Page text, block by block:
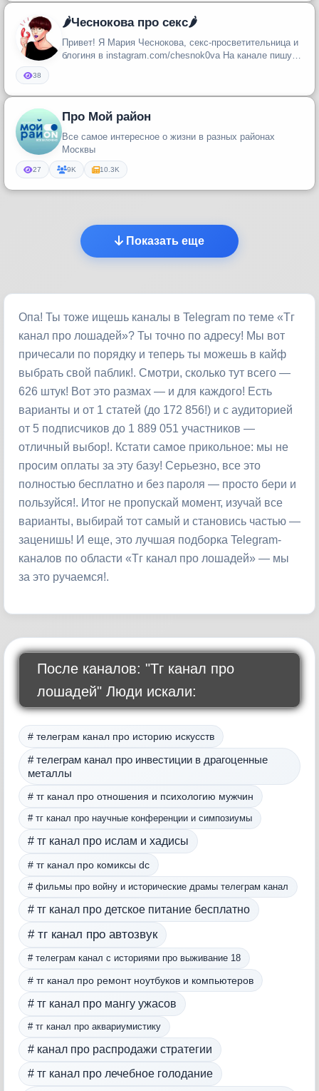
🌶Чеснокова про секс🌶
Привет! Я Мария Чеснокова, секс-просветительница и
блогиня в instagram.com/chesnok0va На канале пишу
38
Про Мой район
Все самое интересное о жизни в разных районах
Москвы
27 9K 10.3K
Показать еще
Опа! Ты тоже ищешь каналы в Telegram по теме «Тг
канал про лошадей»? Ты точно по адресу! Мы вот
причесали по порядку и теперь ты можешь в кайф
выбрать свой паблик!. Смотри, сколько тут всего —
626 штук! Вот это размах — и для каждого! Есть
варианты и от 1 статей (до 172 856!) и с аудиторией
от 5 подписчиков до 1 889 051 участников —
отличный выбор!. Кстати самое прикольное: мы не
просим оплаты за эту базу! Серьезно, все это
полностью бесплатно и без пароля — просто бери и
пользуйся!. Итог не пропускай момент, изучай все
варианты, выбирай тот самый и становись частью —
заценишь! И еще, это лучшая подборка Telegram-
каналов по области «Тг канал про лошадей» — мы
за это ручаемся!.
После каналов: "Тг канал про
лошадей" Люди искали:
# телеграм канал про историю искусств
# телеграм канал про инвестиции в драгоценные
металлы
# тг канал про отношения и психологию мужчин
# тг канал про научные конференции и симпозиумы
# тг канал про ислам и хадисы
# тг канал про комиксы dc
# фильмы про войну и исторические драмы телеграм канал
# тг канал про детское питание бесплатно
# тг канал про автозвук
# телеграм канал с историями про выживание 18
# тг канал про ремонт ноутбуков и компьютеров
# тг канал про мангу ужасов
# тг канал про аквариумистику
# канал про распродажи стратегии
# тг канал про лечебное голодание